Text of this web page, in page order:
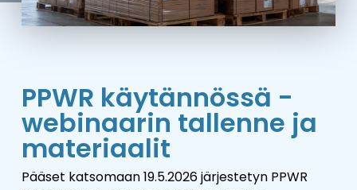
PPWR käytännössä -
webinaarin tallenne ja
materiaalit
Pääset katsomaan 19.5.2026 järjestetyn PPWR